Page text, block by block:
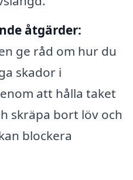
åtgärder:
ge råd om hur du
skador i
att hålla taket
skräpa bort löv och
blockera